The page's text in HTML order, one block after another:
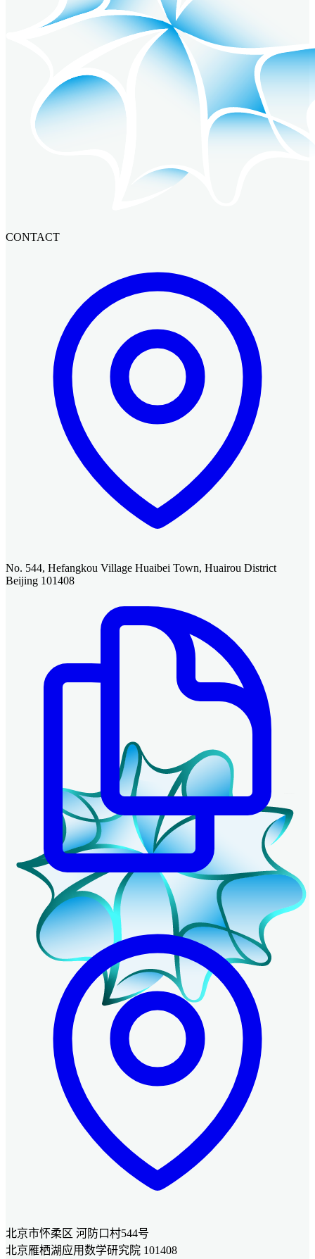
CONTACT
No. 544, Hefangkou Village Huaibei Town, Huairou District
Beijing 101408
北京市怀柔区 河防口村544号
北京雁栖湖应用数学研究院 101408